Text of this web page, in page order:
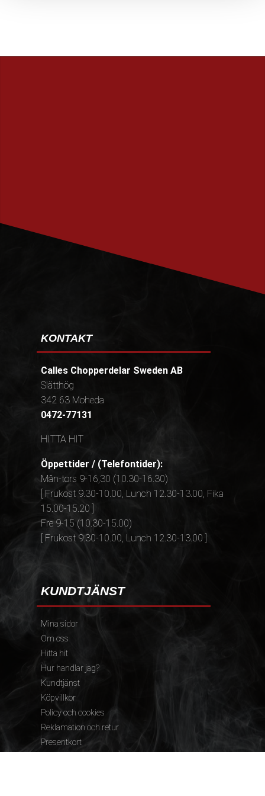
KONTAKT
Calles Chopperdelar Sweden AB
Slätthög
342 63 Moheda
0472-77131
HITTA HIT
Öppettider / (Telefontider):
Mån-tors 9-16,30 (10.30-16.30)
[ Frukost 9.30-10.00, Lunch 12.30-13.00, Fika
15.00-15.20 ]
Fre 9-15 (10.30-15.00)
[ Frukost 9.30-10.00, Lunch 12.30-13.00 ]
KUNDTJÄNST
Mina sidor
Om oss
Hitta hit
Hur handlar jag?
Kundtjänst
Köpvillkor
Policy och cookies
Reklamation och retur
Presentkort